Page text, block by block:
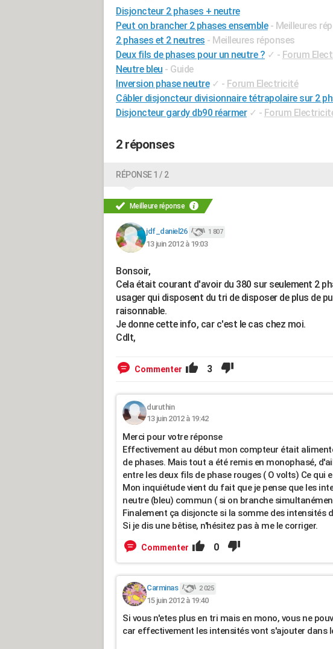
Disjoncteur 2 phases + neutre
Peut on brancher 2 phases ensemble - Meilleures
2 phases et 2 neutres - Meilleures réponses
Deux fils de phases pour un neutre ? ✓ - Forum
Neutre bleu - Guide
Inversion phase neutre ✓ - Forum Electricité
Câbler disjoncteur divisionnaire tétrapolaire sur 2
Disjoncteur gardy db90 réarmer ✓ - Forum
2 réponses
RÉPONSE 1 / 2
Meilleure réponse
jdf_daniel26 1 807
13 juin 2012 à 19:03
Bonsoir,
Cela était courant d'avoir du 380 sur seulement 2
usager qui disposent du tri de disposer de plus de
raisonnable.
Je donne cette info, car c'est le cas chez moi.
Cdlt,
Commenter 3
duruthin
13 juin 2012 à 19:42
Merci pour votre réponse
Effectivement au début mon compteur était
de phases. Mais tout a été remis en monophasé,
entre les deux fils de phase rouges ( O volts) Ce qui
Mon inquiétude vient du fait que je pense que les
neutre (bleu) commun ( si on branche
Finalement ça disjoncte si la somme des intensités
Si je dis une bêtise, n'hésitez pas à me le corriger.
Commenter 0
Carminas 2 025
15 juin 2012 à 19:40
Si vous n'etes plus en tri mais en mono, vous ne
car effectivement les intensités vont s'ajouter dans